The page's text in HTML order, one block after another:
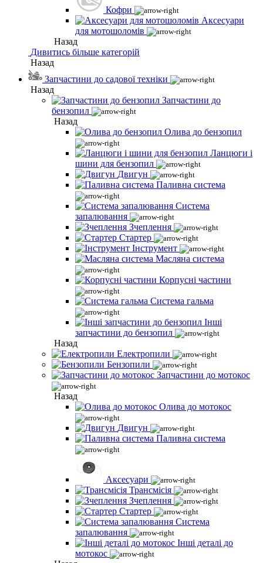
Кофри
Аксесуари
для мотошоломів
Назад
Дивитись більше категорій
Назад
Запчастини до садової техніки
Назад
Запчастини до
бензопил
Назад
Олива до бензопил
Ланцюги і
шини для бензопил
Двигун
Паливна система
Система
запалювання
Зчеплення
Стартер
Інструмент
Масляна система
Корпусні частини
Система гальма
Інші
запчастини до бензопил
Назад
Електропили
Бензопили
Запчастини до мотокос
Назад
Олива до мотокос
Двигун
Паливна система
Аксесуари
Трансмісія
Зчеплення
Стартер
Система
запалювання
Інші деталі до
мотокос